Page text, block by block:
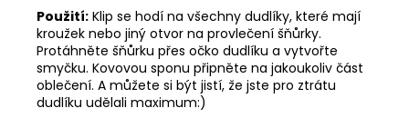
Použití: Klip se hodí na všechny dudlíky, které mají
kroužek nebo jiný otvor na provlečení šňůrky.
Protáhněte šňůrku přes očko dudlíku a vytvořte
smyčku. Kovovou sponu připněte na jakoukoliv část
oblečení. A můžete si být jistí, že jste pro ztrátu
dudlíku udělali maximum:)